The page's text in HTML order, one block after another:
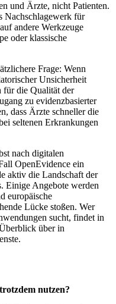
und Ärzte, nicht Patienten.
Nachschlagewerk für
andere Werkzeuge
oder klassische
Frage: Wenn
Unsicherheit
für die Qualität der
zu evidenzbasierter
dass Ärzte schneller die
seltenen Erkrankungen
nach digitalen
OpenEvidence ein
aktiv die Landschaft der
Einige Angebote werden
europäische
Lücke stoßen. Wer
sucht, findet in
über in
nutzen?